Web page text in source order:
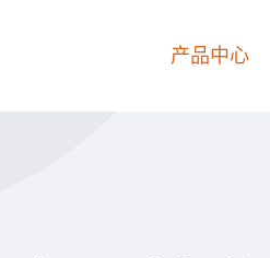
产品中心